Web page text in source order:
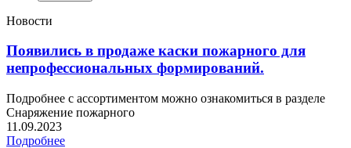
Новости
Появились в продаже каски пожарного для
непрофессиональных формирований.
Подробнее с ассортиментом можно ознакомиться в разделе
Снаряжение пожарного
11.09.2023
Подробнее